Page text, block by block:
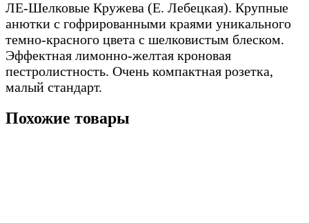
ЛЕ-Шелковые Кружева (Е. Лебецкая). Крупные
анютки с гофрированными краями уникального
темно-красного цвета с шелковистым блеском.
Эффектная лимонно-желтая кроновая
пестролистность. Очень компактная розетка,
малый стандарт.
Похожие товары